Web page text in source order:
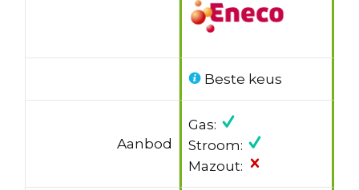
Beste keus
Aanbod
Gas:
Stroom:
Mazout: